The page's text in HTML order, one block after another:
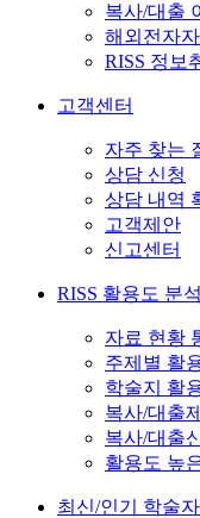
복사/대출
해외전자
RISS 정보
고객센터
자주 찾는
상담 신청
상담 내역
고객제안
신고센터
RISS 활용도 분석
자료 현황
주제별 활
학술지 활
복사/대출
복사/대출
활용도 높
최신/인기 학술